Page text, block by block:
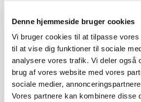
Denne hjemmeside bruger cookies
Vi bruger cookies til at tilpasse vores
til at vise dig funktioner til sociale
analysere vores trafik. Vi deler også
brug af vores website med vores
sociale medier,
Vores partnere kan kombinere disse